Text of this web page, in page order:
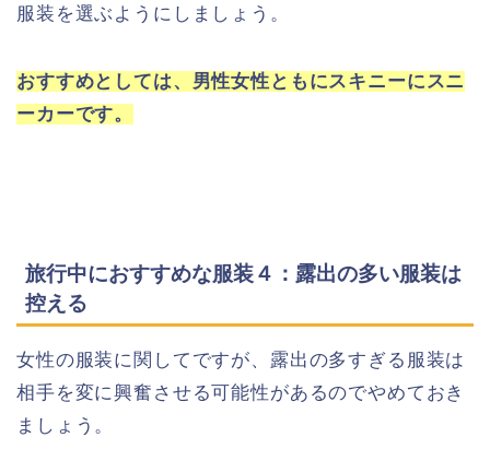
服装を選ぶようにしましょう。
おすすめとしては、男性女性ともにスキニーにスニ
ーカーです。
旅行中におすすめな服装４：露出の多い服装は
控える
女性の服装に関してですが、露出の多すぎる服装は
相手を変に興奮させる可能性があるのでやめておき
ましょう。